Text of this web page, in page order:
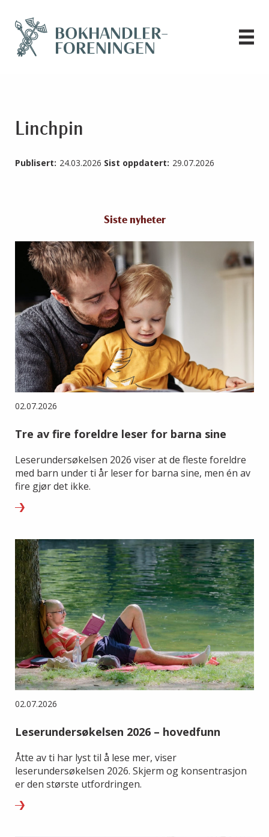
Linchpin
Publisert: 24.03.2026 Sist oppdatert: 29.07.2026
Siste nyheter
02.07.2026
Tre av fire foreldre leser for barna sine
Leserundersøkelsen 2026 viser at de fleste foreldre
med barn under ti år leser for barna sine, men én av
fire gjør det ikke.
02.07.2026
Leserundersøkelsen 2026 – hovedfunn
Åtte av ti har lyst til å lese mer, viser
leserundersøkelsen 2026. Skjerm og konsentrasjon
er den største utfordringen.